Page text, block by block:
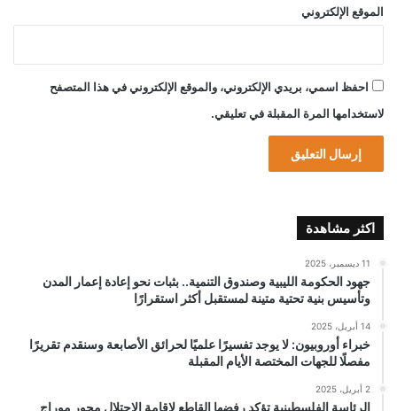
الموقع الإلكتروني
احفظ اسمي، بريدي الإلكتروني، والموقع الإلكتروني في هذا المتصفح
لاستخدامها المرة المقبلة في تعليقي.
اكثر مشاهدة
11 ديسمبر، 2025
جهود الحكومة الليبية وصندوق التنمية.. بثبات نحو إعادة إعمار المدن
وتأسيس بنية تحتية متينة لمستقبل أكثر استقرارًا
14 أبريل، 2025
خبراء أوروبيون: لا يوجد تفسيرًا علميًا لحرائق الأصابعة وسنقدم تقريرًا
مفصلًا للجهات المختصة الأيام المقبلة
2 أبريل، 2025
الرئاسة الفلسطينية تؤكد رفضها القاطع لإقامة الاحتلال محور موراج